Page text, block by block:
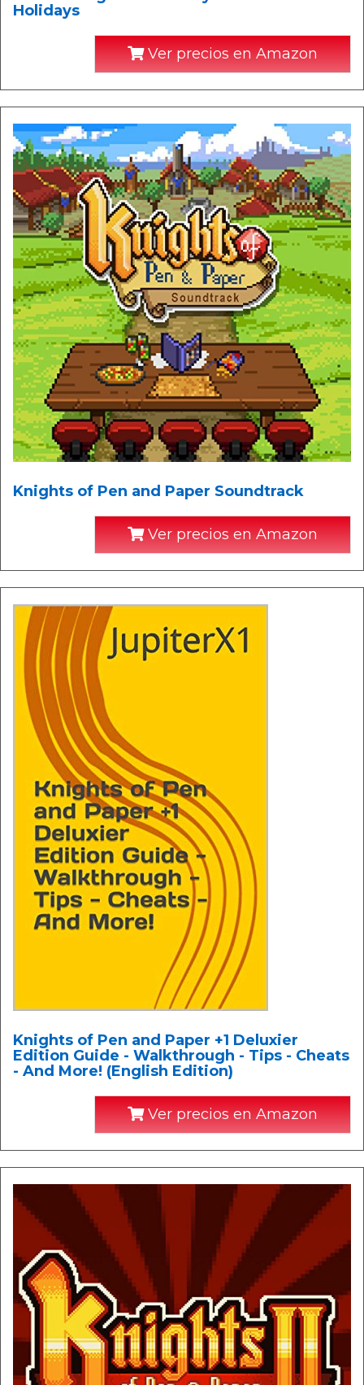
Holidays
Ver precios en Amazon
Knights of Pen and Paper Soundtrack
Ver precios en Amazon
Knights of Pen and Paper +1 Deluxier
Edition Guide - Walkthrough - Tips - Cheats
- And More! (English Edition)
Ver precios en Amazon